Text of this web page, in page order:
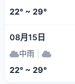
22° ~ 29°
08月15日
中雨
22° ~ 29°